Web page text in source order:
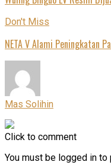
Don't Miss
NETA V Alami Peningkatan
Mas Solihin
Click to comment
You must be logged in